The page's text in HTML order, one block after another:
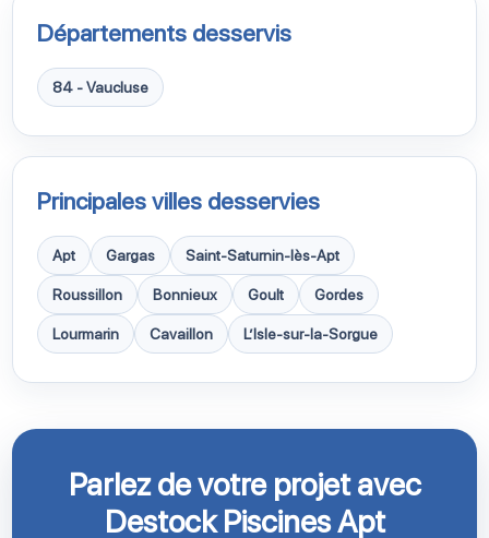
Départements desservis
84 - Vaucluse
Principales villes desservies
Apt Gargas Saint-Saturnin-lès-Apt
Roussillon Bonnieux Goult Gordes
Lourmarin Cavaillon L’Isle-sur-la-Sorgue
Parlez de votre projet avec
Destock Piscines Apt